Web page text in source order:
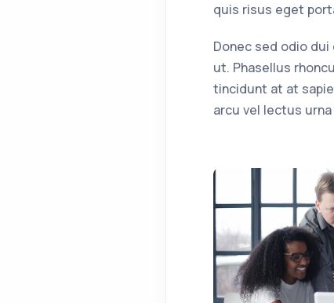
quis risus eget
Donec sed odio
ut. Phasellus
tincidunt at at
arcu vel lectus